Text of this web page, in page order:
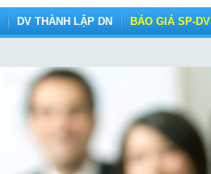
DV THÀNH LẬP DN BÁO GIÁ SP-DV